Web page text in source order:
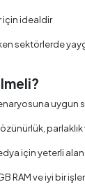
için idealdir
sektörlerde
uygun
için yeterli alan
RAM ve iyi bir